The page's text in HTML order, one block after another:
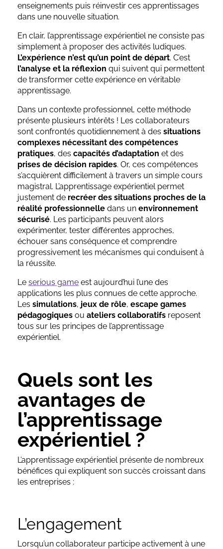
enseignements puis réinvestir ces apprentissages
dans une nouvelle situation.
En clair, l’apprentissage expérientiel ne consiste pas
simplement à proposer des activités ludiques.
L’expérience n’est qu’un point de départ. C’est
l’analyse et la réflexion qui suivent qui permettent
de transformer cette expérience en véritable
apprentissage.
Dans un contexte professionnel, cette méthode
présente plusieurs intérêts ! Les collaborateurs
sont confrontés quotidiennement à des situations
complexes nécessitant des compétences
pratiques, des capacités d’adaptation et des
prises de décision rapides. Or, ces compétences
s’acquièrent difficilement à travers un simple cours
magistral. L’apprentissage expérientiel permet
justement de recréer des situations proches de la
réalité professionnelle dans un environnement
sécurisé. Les participants peuvent alors
expérimenter, tester différentes approches,
échouer sans conséquence et comprendre
progressivement les mécanismes qui conduisent à
la réussite.
Le serious game est aujourd’hui l’une des
applications les plus connues de cette approche.
Les simulations, jeux de rôle, escape games
pédagogiques ou ateliers collaboratifs reposent
tous sur les principes de l’apprentissage
expérientiel.
Quels sont les
avantages de
l’apprentissage
expérientiel ?
L’apprentissage expérientiel présente de nombreux
bénéfices qui expliquent son succès croissant dans
les entreprises :
L’engagement
Lorsqu’un collaborateur participe activement à une